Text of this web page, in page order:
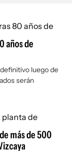
años de
luego de
serán
más de 500